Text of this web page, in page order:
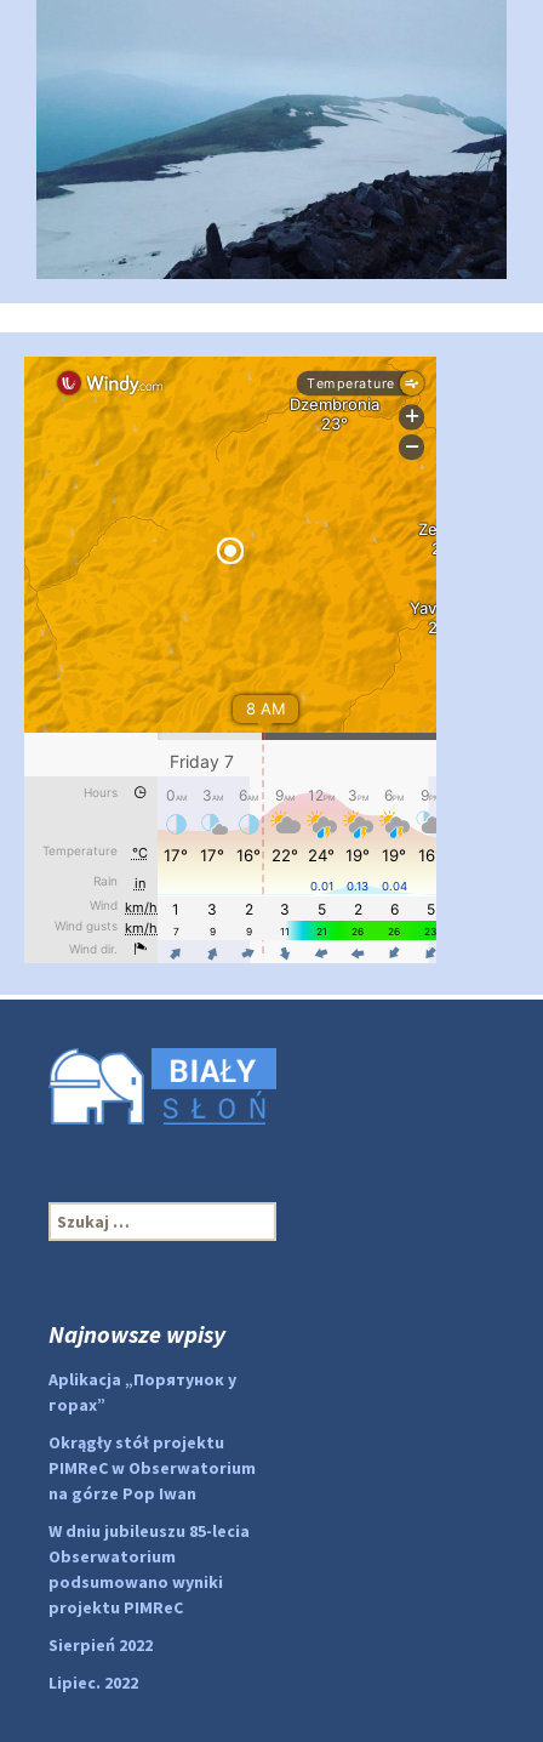
...
pimrec_project
#PipIvanToday
#PipIvanWeather
 ...
pimrec_project
#PipIvanToday
pimrec_project
z
jNajnowsze wpisy
Aplikacja „Порятунок у
горах”
Okrągły stół projektu
PIMReC w Obserwatorium
na górze Pop Iwan
W dniu jubileuszu 85-lecia
Obserwatorium
podsumowano wyniki
projektu PIMReC
Sierpień 2022
Lipiec. 2022